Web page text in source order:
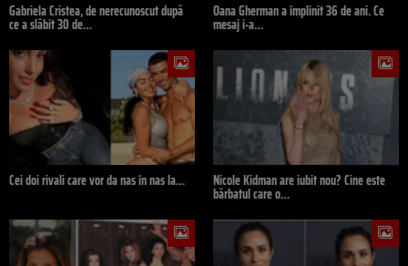
Gabriela Cristea, de nerecunoscut după
ce a slăbit 30 de…
Oana Gherman a împlinit 36 de ani. Ce
mesaj i-a…
Cei doi rivali care vor da nas în nas la… Nicole Kidman are iubit nou? Cine este
bărbatul care o…